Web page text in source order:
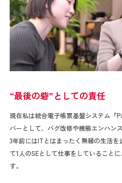
“最後の砦”としての責任
現在私は統合電子帳票基盤システム『
バーとして、バグ改修や機能エンハン
3年前にはITとはまったく無縁の生活
て1 人のSEとして仕事をしていること
す。